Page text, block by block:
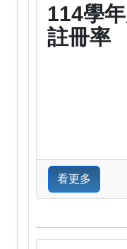
114學
註冊率
看更多